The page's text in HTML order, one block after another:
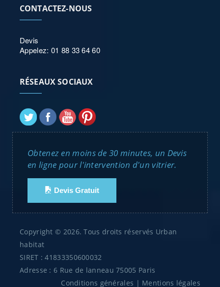
CONTACTEZ-NOUS
Devis
Appelez: 01 88 33 64 60
RÉSEAUX SOCIAUX
Obtenez en moins de 30 minutes, un Devis
en ligne pour l'intervention d'un vitrier.
Devis Gratuit
Copyright © 2026. Tous droits réservés Urban
habitat
SIRET : 41833350600032
Adresse : 6 Rue de lanneau 75005 Paris
Conditions générales | Mentions légales